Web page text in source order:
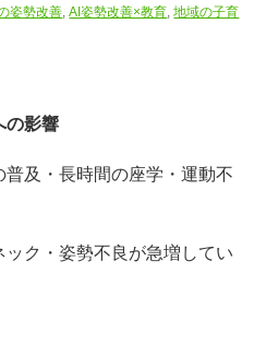
姿勢改善,AI姿勢改善×教育,地域の子育
の影響
及・長時間の座学・運動不
ク・姿勢不良が急増してい